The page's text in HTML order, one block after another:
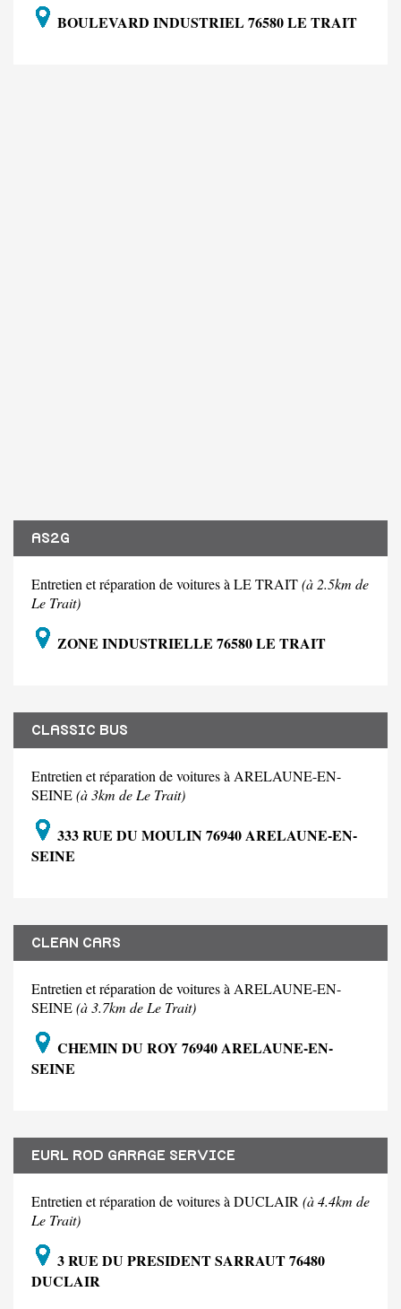
BOULEVARD INDUSTRIEL 76580 LE TRAIT
AS2G
Entretien et réparation de voitures à LE TRAIT(à 2.5km de
Le Trait)
ZONE INDUSTRIELLE 76580 LE TRAIT
CLASSIC BUS
Entretien et réparation de voitures à ARELAUNE-EN-
SEINE(à 3km de Le Trait)
333 RUE DU MOULIN 76940 ARELAUNE-EN-
SEINE
CLEAN CARS
Entretien et réparation de voitures à ARELAUNE-EN-
SEINE(à 3.7km de Le Trait)
CHEMIN DU ROY 76940 ARELAUNE-EN-
SEINE
EURL ROD GARAGE SERVICE
Entretien et réparation de voitures à DUCLAIR(à 4.4km de
Le Trait)
3 RUE DU PRESIDENT SARRAUT 76480
DUCLAIR